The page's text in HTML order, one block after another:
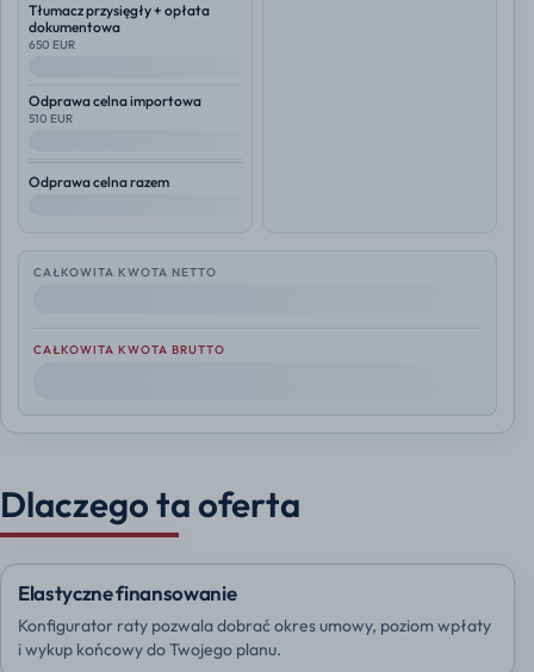
Tłumacz przysięgły + opłata
dokumentowa
650 EUR
Odprawa celna importowa
510 EUR
Odprawa celna razem
CAŁKOWITA KWOTA NETTO
CAŁKOWITA KWOTA BRUTTO
Dlaczego ta oferta
Elastyczne finansowanie
Konfigurator raty pozwala dobrać okres umowy, poziom wpłaty
i wykup końcowy do Twojego planu.